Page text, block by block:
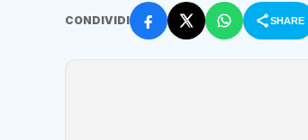
CONDIVIDI SHARE